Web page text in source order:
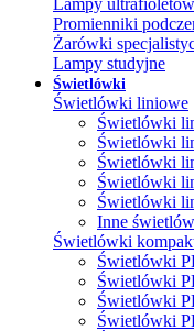
Promienniki
Żarówki
Lampy studyjne
Świetlówki
Świetlówki liniowe
Świetlówki
Świetlówki
Świetlówki
Świetlówki
Świetlówki
Inne
Świetlówki
Świetlówki
Świetlówki
Świetlówki
Świetlówki